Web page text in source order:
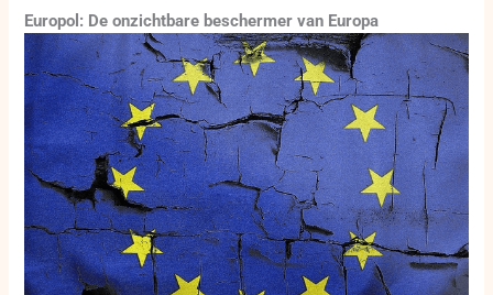
Europol: De onzichtbare beschermer van Europa